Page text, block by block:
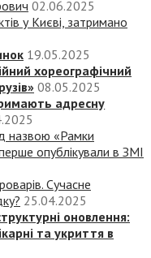
02.06.2025
у Києві, затримано
19.05.2025
хореографічний
08.05.2025
адресну
назвою «‎Рамки
опублікували в ЗМІ
Сучасне
25.04.2025
оновлення:
та укриття в